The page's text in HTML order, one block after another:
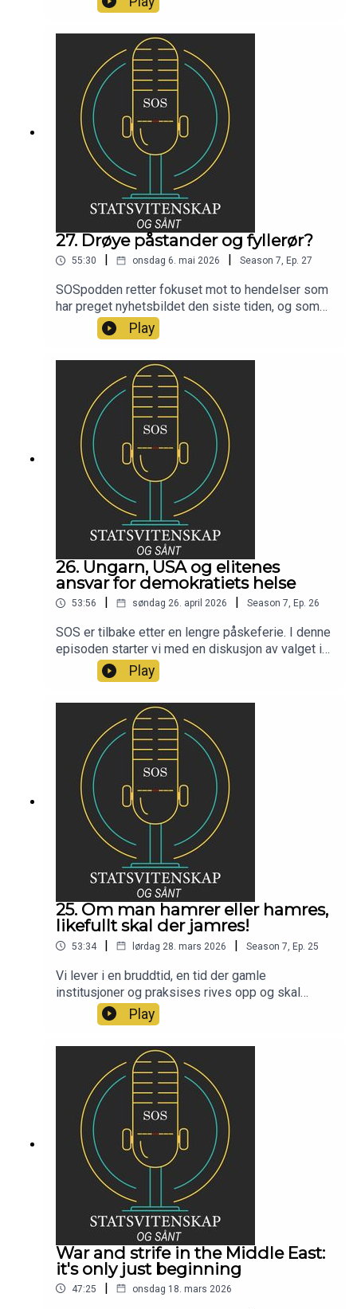
Tor Jacob Solberg.
27. Drøye påstander og fyllerør?
55:30 onsdag 6. mai 2026 Season 7, Ep. 27
SOSpodden retter fokuset mot to hendelser som
har preget nyhetsbildet den siste tiden, og som
er av spesiell interesse for Harald og Sondre. For
eksempel, når uttaler man seg som privatperson
og ikke fagperson? Finnes det et klart skille?
Play
26. Ungarn, USA og elitenes
ansvar for demokratiets helse
53:56 søndag 26. april 2026 Season 7, Ep. 26
SOS er tilbake etter en lengre påskeferie. I denne
episoden starter vi med en diskusjon av valget i
Ungarn, hva det betyr for EU og demokratiet og
ender opp i en større diskusjon om elitenes
ansvar for demokratiets helse
Play
25. Om man hamrer eller hamres,
likefullt skal der jamres!
53:34 | lørdag 28. mars 2026 | Season 7 Ep. 25
Vi lever i en bruddtid, en tid der gamle
institusjoner og praksises rives opp og skal
erstattes av noe nytt. Hva det blir vet vi ikke ennå,
men en ting er sikkert, klaging blir det uansett
løpet av påska tar SOSpodden påskeferie!
Play
War and strife in the Middle East:
it's only just beginning
47:25 | onsdag 18. mars 2026